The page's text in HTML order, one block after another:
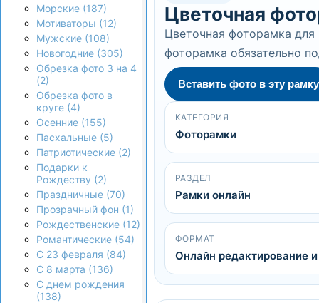
Морские (187)
Мотиваторы (12)
Мужские (108)
Новогодние (305)
Обрезка фото 3 на 4
(2)
Обрезка фото в
круге (4)
Осенние (155)
Пасхальные (5)
Патриотические (2)
Подарки к
Рождеству (2)
Праздничные (70)
Прозрачный фон (1)
Рождественские (12)
Романтические (54)
С 23 февраля (84)
С 8 марта (136)
С днем рождения
(138)
Цветочная
Цветочная фоторамка
фоторамка обязательно
Вставить фото в эту рамку
КАТЕГОРИЯ
Фоторамки
РАЗДЕЛ
Рамки онлайн
ФОРМАТ
Онлайн редактирование